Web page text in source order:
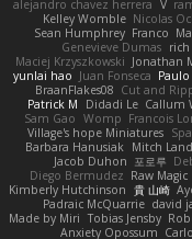
alejandro chavez herrera V
Kelley Womble Nicolas
Sean Humphrey Franco
Genevieve Dumas rich
Maciej Krzyszkowski Jonathan
yunlai hao Juan Fonseca
BraanFlakes08 Cut and
Patrick M
Didadi Le Callum
Sam Gao Womp Francois
Village's hope Miniatures
Barbara Hanusiak Mitch
Jacob Duhon 포로루
Diego Bermudez Raw Magic
Kimberly Hutchinson 貴 山崎
Padraic McQuarrie david
Made by Miri Tobias Jensby
Anxiety Opossum